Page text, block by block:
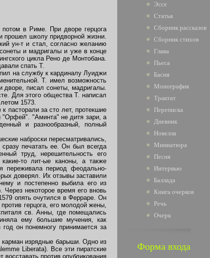
в Риме. При дворе герцога
прошел школу придворной жизни.
ун-т и стал, согласно желанию
и мадригалы и уже в конце
цикла Рено де Монтобана.
спать Т.
на службу к кардиналу Луиджи
Т. имел возможность
писал сонеты, мадригалы.
Для этого общества Т. написал
1573.
пасторали за сто лет, протекшие
"Орфей". "Аминта" не дитя зари, а
и разнообразный, полный
наброски пересматривались,
печатать ее. Он был всегда
труд, нерешительность его
то лит-ые каноны, а также
переживала период феодально-
доверял. Их отзывы заставили
и постепенно выбила его из
некоторое время его вновь
опять очутился в Ферраре. Он
герцога, его молодой жены,
св. Анны, где помещались
ему большие мучения, как
он понемногу принимается за
карман изрядные барыши. Одно из
Liberata). Все эти пиратские
против опубликования
Эссе
Статья
Сборник рассказов
Сборник стихов
Глава
Пьеса
Басня
Монография
Трактат
Переписка
Дневник
Новелла
Миниатюра
Песня
Интервью
Баллада
Книга очерков
Речь
Очерк
Форма входа